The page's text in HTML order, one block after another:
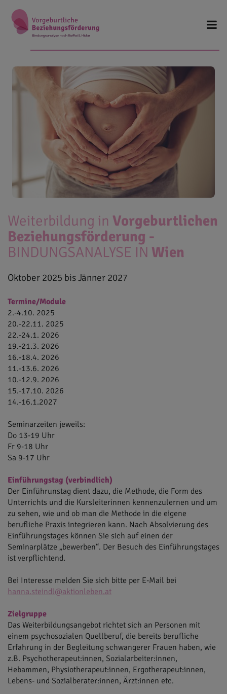
Weiterbildung in Vorgeburtlichen
Beziehungsförderung -
BINDUNGSANALYSE IN Wien
Oktober 2025 bis Jänner 2027
Termine/Module
2.-4.10. 2025
20.-22.11. 2025
22.-24.1. 2026
19.-21.3. 2026
16.-18.4. 2026
11.-13.6. 2026
10.-12.9. 2026
15.-17.10. 2026
14.-16.1.2027
Seminarzeiten jeweils:
Do 13-19 Uhr
Fr 9-18 Uhr
Sa 9-17 Uhr
Einführungstag (verbindlich)
Der Einführunstag dient dazu, die Methode, die Form des
Unterrichts und die Kursleiterinnen kennenzulernen und um
zu sehen, wie und ob man die Methode in die eigene
berufliche Praxis integrieren kann. Nach Absolvierung des
Einführungstages können Sie sich auf einen der
Seminarplätze „bewerben“. Der Besuch des Einführungstages
ist verpflichtend.
Bei Interesse melden Sie sich bitte per E-Mail bei
hanna.steindl@aktionleben.at
Zielgruppe
Das Weiterbildungsangebot richtet sich an Personen mit
einem psychosozialen Quellberuf, die bereits berufliche
Erfahrung in der Begleitung schwangerer Frauen haben, wie
z.B. Psychotherapeut:innen, Sozialarbeiter:innen,
Hebammen, Physiotherapeut:innen, Ergotherapeut:innen,
Lebens- und Sozialberater:innen, Ärzt:innen etc.